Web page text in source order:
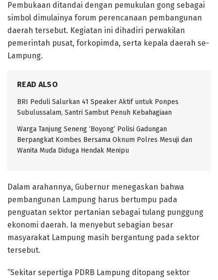
Pembukaan ditandai dengan pemukulan gong sebagai
simbol dimulainya forum perencanaan pembangunan
daerah tersebut. Kegiatan ini dihadiri perwakilan
pemerintah pusat, forkopimda, serta kepala daerah se-
Lampung.
READ ALSO
BRI Peduli Salurkan 41 Speaker Aktif untuk Ponpes
Subulussalam, Santri Sambut Penuh Kebahagiaan
Warga Tanjung Seneng ‘Boyong’ Polisi Gadungan
Berpangkat Kombes Bersama Oknum Polres Mesuji dan
Wanita Muda Diduga Hendak Menipu
Dalam arahannya, Gubernur menegaskan bahwa
pembangunan Lampung harus bertumpu pada
penguatan sektor pertanian sebagai tulang punggung
ekonomi daerah. Ia menyebut sebagian besar
masyarakat Lampung masih bergantung pada sektor
tersebut.
“Sekitar sepertiga PDRB Lampung ditopang sektor